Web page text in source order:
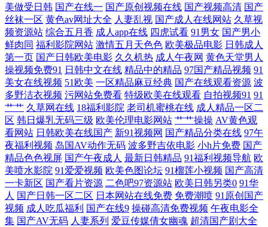
最新电视剧有哪些 亚洲视频免费在线观看 91视频官网观看 免费电影网官
网 尤物国产尤物福利在线 精品亚洲国产一区 亚洲欧美日韩一级 国产女主
播在 三年大片大全观看免费 欧美日韩精品第三页 制服丝袜第二页 美女脱
衣服视频app 亚洲最好无码数免费中文字幕高清视频欧美 国产偷伦精品视
频 婷婷6月天 福利社区导航 日本吻胸视频成人A片无码 操逼问址 欧美丰
臀少妇被后入 一区二区视频网站 国产香蕉97碰碰 五月激情亚 成人免费观
看在线看 欧美亚洲在线观看 51视频福利 激情亚洲欧美在线播放 香蕉网在
美做受日韩 国产在线一 国产原创视频在线 国产视频高清 国产
丝袜一区 黄色av网址大全 人妻乱视 国产成人在线网站 久草视
频资源站 综合五月香 成人app在线 四虎试看 91男女 国产男小
鲜肉同 福利影院网站 激情五月天色色 欧美极品电影 日韩成人
第一页 国产日韩欧美电影 久久机热 成人午夜网 黄色天堂男人
操视频免费91 日韩中文在线 精品中的精品 97国产精品视频 91
美女在线视频 51欧美 一区精品麻豆经典 国产在线观看资源 波
多野洁衣视频 污网站免费看 特级欧美在线观看 自拍视频91 91
艹艹 久草网在线 18福利影院 老司机蜜桃在线 成人精品一区二
区 韩日爆乳无码三级 欧美伦理电影网站 艹艹操操 AV黄色观
看网站 日韩欧美在线国产 新91视频网 国产精品分类在线 97午
夜福利视频 岛国AV动作无码 波多野吉依电影 小h片免费 国产
精品色色视屏 国产午夜成人 最新日韩精品 91福利视频导航 欧
美喷水影院 91爱爱视频 欧美色图论坛 91榴莲小视频 国产高清
一卡新区 国产看片资源 二色吧97资源站 欧美日韩另类0 91华
人 国产日韩一区二区 日本网站在线免费 免费潮喷 91原创国产
视频 成人吃瓜福利 国产在线9 操碰高清免费视频 午夜电影全
集 国产AV无码 人妻系列 爱豆传媒倩女幽魂 超清国产剧大全